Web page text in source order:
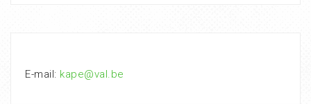
E-mail: kape@val.be